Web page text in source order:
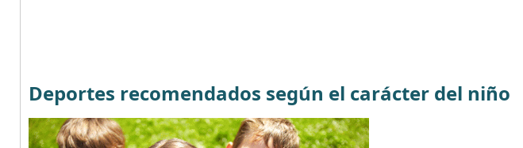
Deportes recomendados según el carácter del niño